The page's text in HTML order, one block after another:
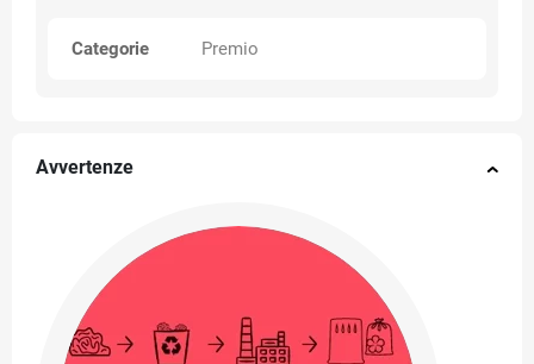
Categorie Premio
Avvertenze